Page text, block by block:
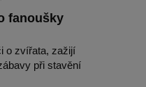
fanoušky
o zvířata, zažijí
při stavění